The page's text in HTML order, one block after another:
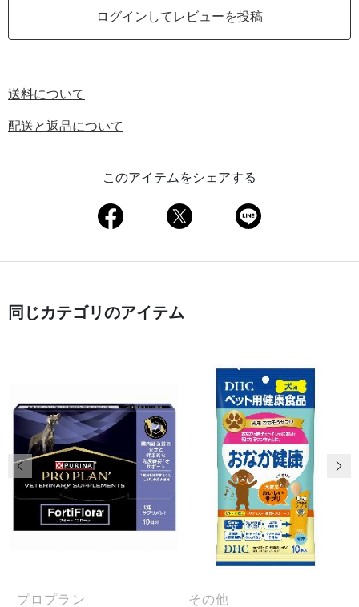
ログインしてレビューを投稿
送料について
配送と返品について
このアイテムをシェアする
同じカテゴリのアイテム
プロプラン
その他
前の画像 次